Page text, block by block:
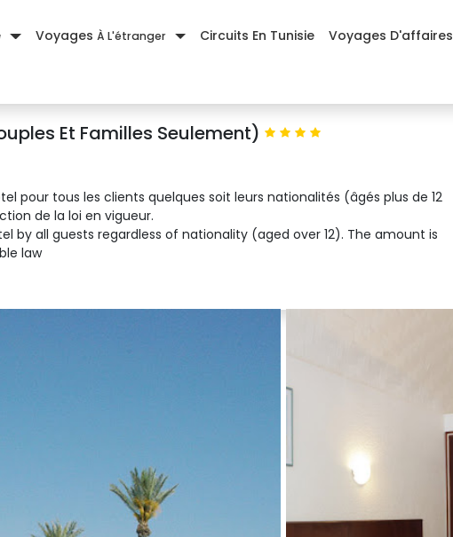
Voyages À L'étranger Circuits En Tunisie Voyages D'affaires
Et Familles Seulement)
pour tous les clients quelques soit leurs nationalités (âgés plus de 12
de la loi en vigueur.
by all guests regardless of nationality (aged over 12). The amount is
law